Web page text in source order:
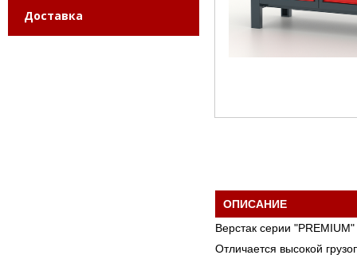
Доставка
ОПИСАНИЕ
Верстак серии
Отличается высокой